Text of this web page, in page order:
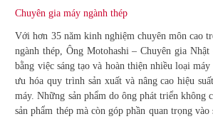
Chuyên gia máy ngành thép
Với hơn 35 năm kinh nghiệm chuyên môn cao
ngành thép, Ông Motohashi – Chuyên gia
bằng việc sáng tạo và hoàn thiện nhiều loại
ưu hóa quy trình sản xuất và nâng cao hiệu
máy. Những sản phẩm do ông phát triển không
sản phẩm thép mà còn góp phần quan trọng